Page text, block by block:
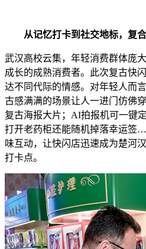
从记忆打卡到社交地标， 复合
武汉高校云集，年轻消费群体庞
成长的成熟消费者。此次复古快
达不同代际的情感。对年轻人而
古感满满的场景让人一进门仿佛
复古海报大片；AI拍报机可一键
打开老药柜还能随机掉落幸运签
味互动，让快闪店迅速成为楚河
打卡点。